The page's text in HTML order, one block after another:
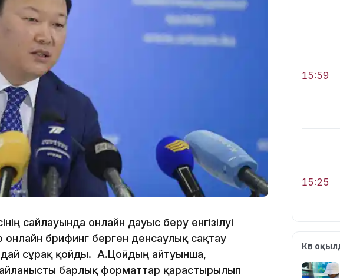
сайлауында онлайн дауыс беру енгізілуі
онлайн брифинг берген денсаулық сақтау
сұрақ қойды. А.Цойдың айтуынша,
барлық форматтар қарастырылып
15:59
15:25
Көп